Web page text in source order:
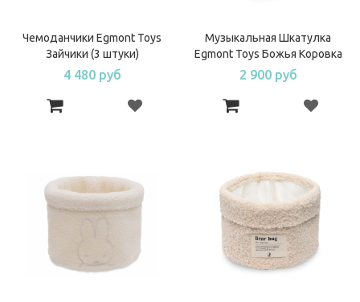
Чемоданчики Egmont Toys
Зайчики (3 штуки)
4 480 руб
Музыкальная Шкатулка
Egmont Toys Божья Коровка
2 900 руб